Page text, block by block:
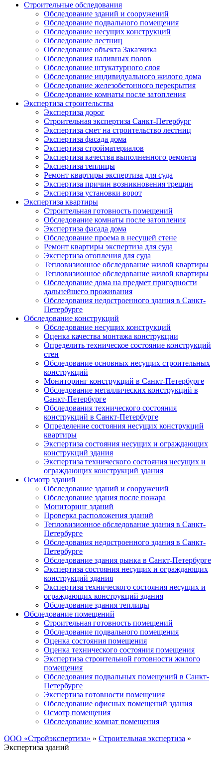
Строительные обследования
Обследование зданий и сооружений
Обследование подвального помещения
Обследование несущих конструкций
Обследование лестниц
Обследование объекта Заказчика
Обследования наливных полов
Обследование штукатурного слоя
Обследование индивидуального жилого дома
Обследование железобетонного перекрытия
Обследование комнаты после затопления
Экспертиза строительства
Экспертиза дорог
Строительная экспертиза Санкт-Петербург
Экспертиза смет на строительство лестниц
Экспертиза фасада дома
Экспертиза стройматериалов
Экспертиза качества выполненного ремонта
Экспертиза теплицы
Ремонт квартиры экспертиза для суда
Экспертиза причин возникновения трещин
Экспертиза установки ворот
Экспертиза квартиры
Строительная готовность помещений
Обследование комнаты после затопления
Экспертиза фасада дома
Обследование проема в несущей стене
Ремонт квартиры экспертиза для суда
Экспертиза отопления для суда
Тепловизионное обследование жилой квартиры
Тепловизионное обследование жилой квартиры
Обследование дома на предмет пригодности
дальнейшего проживания
Обследования недостроенного здания в Санкт-
Петербурге
Обследование конструкций
Обследование несущих конструкций
Оценка качества монтажа конструкции
Определить техническое состояние конструкций
стен
Обследование основных несущих строительных
конструкций
Мониторинг конструкций в Санкт-Петербурге
Обследование металлических конструкций в
Санкт-Петербурге
Обследования технического состояния
конструкций в Санкт-Петербурге
Определение состояния несущих конструкций
квартиры
Экспертиза состояния несущих и ограждающих
конструкций здания
Экспертиза технического состояния несущих и
ограждающих конструкций здания
Осмотр зданий
Обследование зданий и сооружений
Обследование здания после пожара
Мониторинг зданий
Проверка расположения зданий
Тепловизионное обследование здания в Санкт-
Петербурге
Обследования недостроенного здания в Санкт-
Петербурге
Обследование здания рынка в Санкт-Петербурге
Экспертиза состояния несущих и ограждающих
конструкций здания
Экспертиза технического состояния несущих и
ограждающих конструкций здания
Обследование здания теплицы
Обследование помещений
Строительная готовность помещений
Обследование подвального помещения
Оценка состояния помещения
Оценка технического состояния помещения
Экспертиза строительной готовности жилого
помещения
Обследования подвальных помещений в Санкт-
Петербурге
Экспертиза готовности помещения
Обследование офисных помещений здания
Осмотр помещения
Обследование комнат помещения
ООО «Стройэкспертиза» » Строительная экспертиза »
Экспертиза зданий